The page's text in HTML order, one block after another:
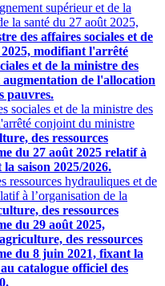
supérieur et de la
la santé du 27 août 2025,
des affaires sociales et de
modifiant l'arrêté
et de la ministre des
de l'allocation
pauvres.
sociales et de la ministre des
conjoint du ministre
des ressources
du 27 août 2025 relatif à
saison 2025/2026.
ressources hydrauliques et de
à l’organisation de la
des ressources
du 29 août 2025,
des ressources
du 8 juin 2021, fixant la
catalogue officiel des